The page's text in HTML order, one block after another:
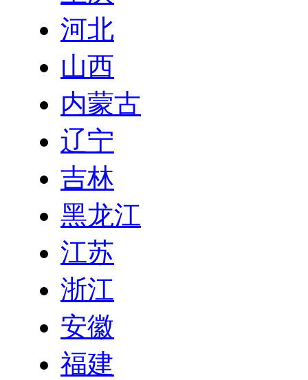
河北
山西
内蒙古
辽宁
吉林
黑龙江
江苏
浙江
安徽
福建